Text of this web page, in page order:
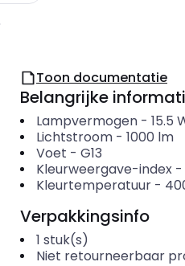
Toon documentatie
Belangrijke
Lampvermogen- 15.5
Lichtstroom- 1000 lm
Voet - G13
Kleurweergave-index-
Kleurtemperatuur-
Verpakkingsinfo
1 stuk(s)
Niet retourneerbaar